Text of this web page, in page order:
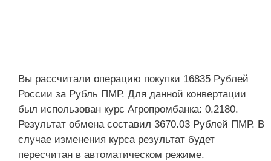
Вы рассчитали операцию покупки 16835 Рублей
России за Рубль ПМР. Для данной конвертации
был использован курс Агропромбанка: 0.2180.
Результат обмена составил 3670.03 Рублей ПМР. В
случае изменения курса результат будет
пересчитан в автоматическом режиме.